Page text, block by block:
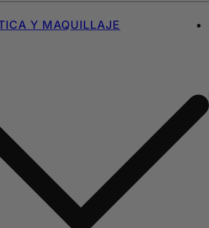
Y MAQUILLAJE